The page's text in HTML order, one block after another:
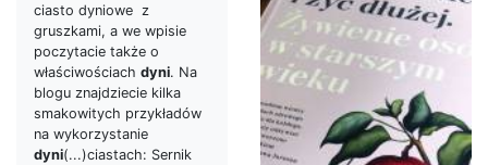
ciasto dyniowe z
gruszkami, a we wpisie
poczytacie także o
właściwościach dyni. Na
blogu znajdziecie kilka
smakowitych przykładów
na wykorzystanie
dyni(...)ciastach: Sernik